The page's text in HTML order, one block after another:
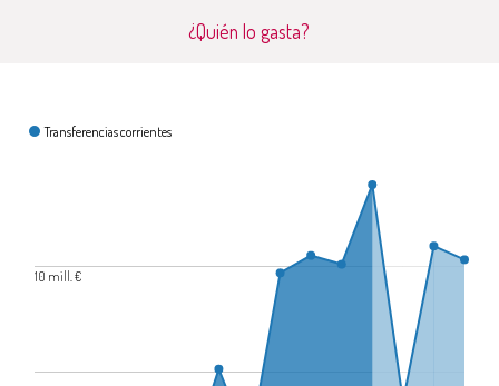
¿Quién lo gasta?
¿Cómo se gasta?
Transferencias corrientes
10 mill. €